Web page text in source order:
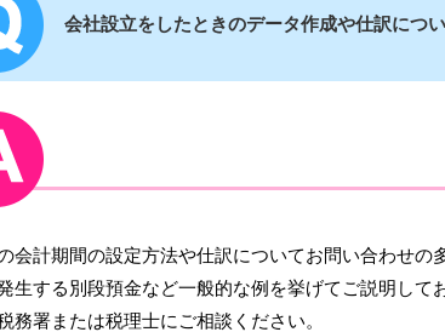
会社設立をしたときのデータ作成や仕訳につ
会計期間の設定方法や仕訳についてお問い合わせの
生する別段預金など一般的な例を挙げてご説明して
務署または税理士にご相談ください。